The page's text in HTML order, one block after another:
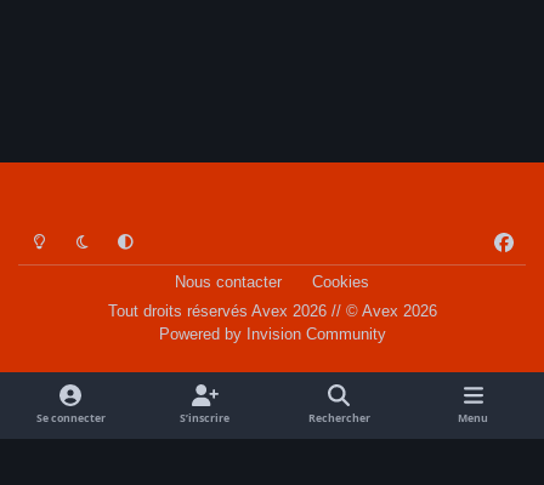
Light ModeDark ModeSystem Preference
a
o
k
Nous contacter
Cookies
Tout droits réservés Avex 2026 // © Avex 2026
Powered by Invision Community
Se connecter S’inscrire Rechercher Menu